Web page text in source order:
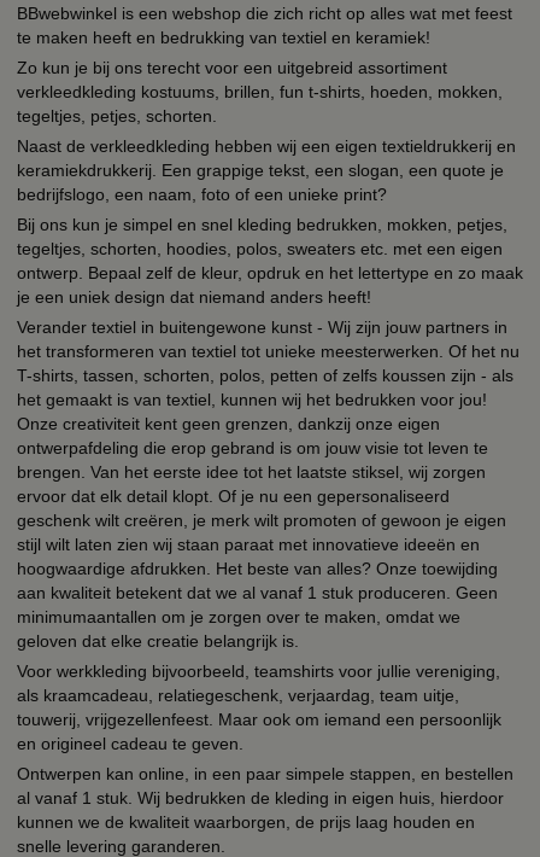
BBwebwinkel is een webshop die zich richt op alles wat met feest
te maken heeft en bedrukking van textiel en keramiek!
Zo kun je bij ons terecht voor een uitgebreid assortiment
verkleedkleding kostuums, brillen, fun t-shirts, hoeden, mokken,
tegeltjes, petjes, schorten.
Naast de verkleedkleding hebben wij een eigen textieldrukkerij en
keramiekdrukkerij. Een grappige tekst, een slogan, een quote je
bedrijfslogo, een naam, foto of een unieke print?
Bij ons kun je simpel en snel kleding bedrukken, mokken, petjes,
tegeltjes, schorten, hoodies, polos, sweaters etc. met een eigen
ontwerp. Bepaal zelf de kleur, opdruk en het lettertype en zo maak
je een uniek design dat niemand anders heeft!
Verander textiel in buitengewone kunst - Wij zijn jouw partners in
het transformeren van textiel tot unieke meesterwerken. Of het nu
T-shirts, tassen, schorten, polos, petten of zelfs koussen zijn - als
het gemaakt is van textiel, kunnen wij het bedrukken voor jou!
Onze creativiteit kent geen grenzen, dankzij onze eigen
ontwerpafdeling die erop gebrand is om jouw visie tot leven te
brengen. Van het eerste idee tot het laatste stiksel, wij zorgen
ervoor dat elk detail klopt. Of je nu een gepersonaliseerd
geschenk wilt creëren, je merk wilt promoten of gewoon je eigen
stijl wilt laten zien wij staan paraat met innovatieve ideeën en
hoogwaardige afdrukken. Het beste van alles? Onze toewijding
aan kwaliteit betekent dat we al vanaf 1 stuk produceren. Geen
minimumaantallen om je zorgen over te maken, omdat we
geloven dat elke creatie belangrijk is.
Voor werkkleding bijvoorbeeld, teamshirts voor jullie vereniging,
als kraamcadeau, relatiegeschenk, verjaardag, team uitje,
touwerij, vrijgezellenfeest. Maar ook om iemand een persoonlijk
en origineel cadeau te geven.
Ontwerpen kan online, in een paar simpele stappen, en bestellen
al vanaf 1 stuk. Wij bedrukken de kleding in eigen huis, hierdoor
kunnen we de kwaliteit waarborgen, de prijs laag houden en
snelle levering garanderen.